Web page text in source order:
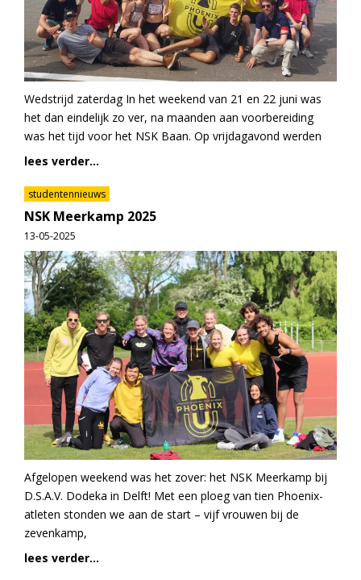
Wedstrijd zaterdag In het weekend van 21 en 22 juni was
het dan eindelijk zo ver, na maanden aan voorbereiding
was het tijd voor het NSK Baan. Op vrijdagavond werden
lees verder...
studentennieuws
NSK Meerkamp 2025
13-05-2025
Afgelopen weekend was het zover: het NSK Meerkamp bij
D.S.A.V. Dodeka in Delft! Met een ploeg van tien Phoenix-
atleten stonden we aan de start – vijf vrouwen bij de
zevenkamp,
lees verder...